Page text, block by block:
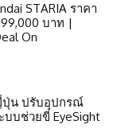
STARIA ราคา
บาท |
On
ปุ่น ปรับอุปกรณ์
บบช่วยขี่ EyeSight